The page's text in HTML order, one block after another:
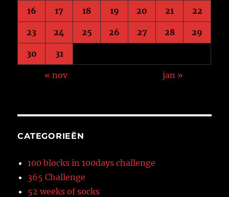
16 17 18 19 20 21 22
23 24 25 26 27 28 29
30 31
« nov jan »
CATEGORIEËN
100 blocks in 100days challenge
365 Challenge
52 weeks of socks